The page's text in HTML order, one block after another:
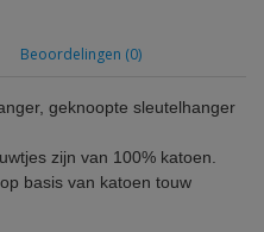
Beoordelingen (0)
geknoopte sleutelhanger
zijn van 100% katoen.
basis van katoen touw